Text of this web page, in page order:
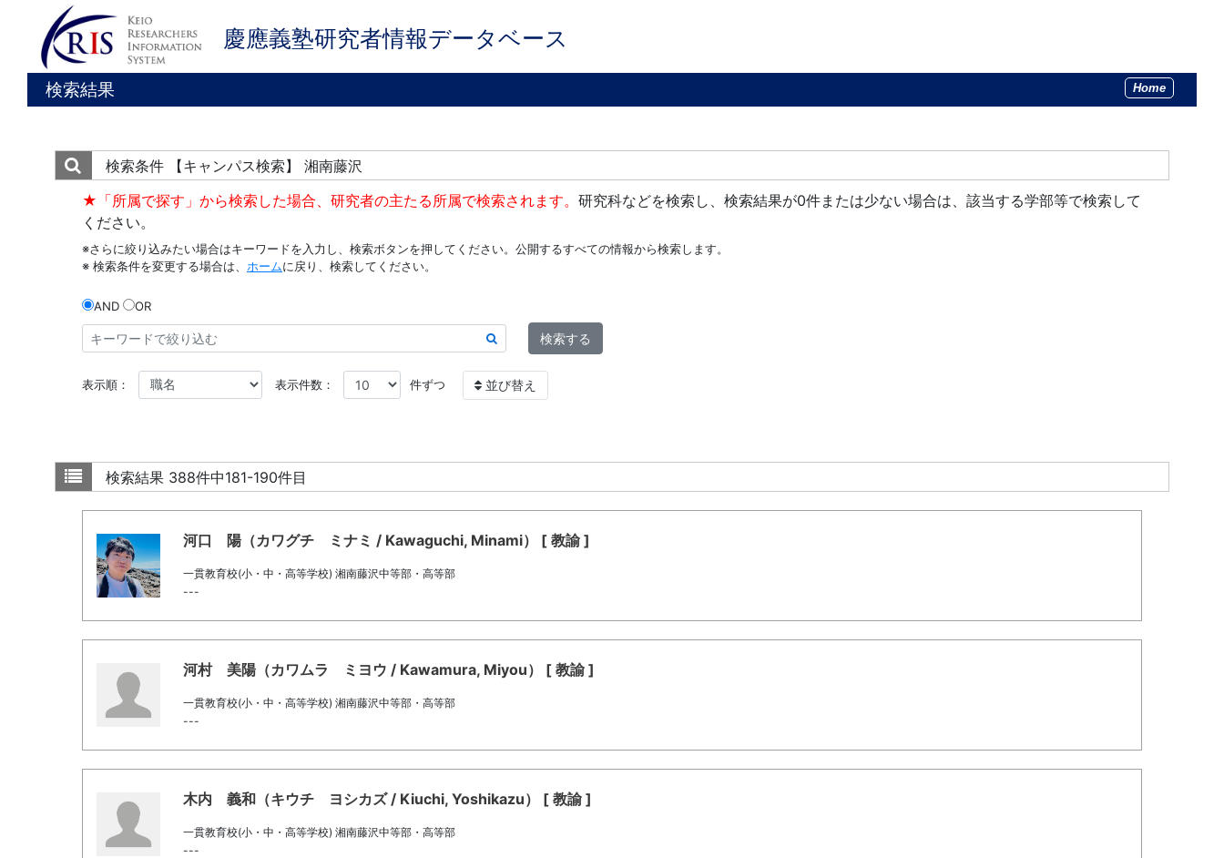
慶應義塾研究者情報データベース
検索結果 Home
検索条件
【キャンパス検索】 湘南藤沢
★「所属で探す」から検索した場合、研究者の主たる所属で検索されます。 研究科などを検索し、検索結果が0件または少ない場合は、該当する学部等で検索して
ください。
※さらに絞り込みたい場合はキーワードを入力し、検索ボタンを押してください。公開するすべての情報から検索します。
※ 検索条件を変更する場合は、 ホームに戻り、検索してください。
AND OR
検索する
表示順： 表示件数： 件ずつ 並び替え
検索結果 388件中181-190件目
河口 陽（カワグチ ミナミ / Kawaguchi, Minami） [ 教諭 ]
一貫教育校(小・中・高等学校) 湘南藤沢中等部・高等部
---
河村 美陽（カワムラ ミヨウ / Kawamura, Miyou） [ 教諭 ]
一貫教育校(小・中・高等学校) 湘南藤沢中等部・高等部
---
木内 義和（キウチ ヨシカズ / Kiuchi, Yoshikazu） [ 教諭 ]
一貫教育校(小・中・高等学校) 湘南藤沢中等部・高等部
---